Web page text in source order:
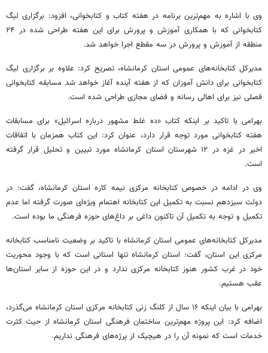
وی با اشاره به مهم‌ترین برنامه در هفته کتاب و کتابخوانی، افزود: برگزاری لیگ
کتابخوانی که با همکاری آموزش و پرورش برای این هفته طراحی شده در ۲۴
منطقه از آموزش و پرورش در سه مقطع اجرا خواهد شد.
مدیرکل کتابخانه‌های عمومی استان کرمانشاه، تصریح کرد: علاوه بر برگزاری لیگ
کتابخوانی برای دانش آموزان که از هفته آینده آغاز خواهد شد مسابقه کتابخوانی
فصلی نیز برای اهالی رسانه و فضای مجازی طراحی شده است.
بهرامی با تاکید بر اینکه کتاب «ده غلط مشهور درباره اسرائیل» برای مسابقات
هفته کتابخوانی مورد توجه قرار دارد، عنوان کرد: این کتاب همزمان با اتفاقات
اخیر در غزه در ۱۲ شهرستان استان کرمانشاه مورد تبیین و تحلیل قرار گرفته
است.
وی در ادامه در خصوص کتابخانه مرکزی نیمه کاره استان کرمانشاه، گفت: در
دولت سیزدهم نسبت به تکمیل این کتابخانه اهتمام ویژه‌ای صورت گرفته اما عدم
تکمیل و توجه به تکمیل آن تاکنون داغی بر داغ‌های حوزه فرهنگی ما بوده است.
مدیرکل کتابخانه‌های عمومی استان کرمانشاه با تاکید بر وضعیت نامناسب کتابخانه
مرکزی این استان، گفت: استان کرمانشاه تنها استانی است که با وجود محوریت
خود در غرب کشور هنوز کتابخانه مرکزی ندارد و در این حوزه از سایر استان‌ها
عقب هستیم.
بهرامی با بیان اینکه ۱۶ سال از کلنگ زنی کتابخانه مرکزی استان کرمانشاه می‌گذرد،
اضافه کرد: این پروژه مهم‌ترین ساختمان فرهنگی استان کرمانشاه از حیث کثرت
خدمات است که نمونه آن را در هیچیک از پرژه‌های فرهنگی نداریم.